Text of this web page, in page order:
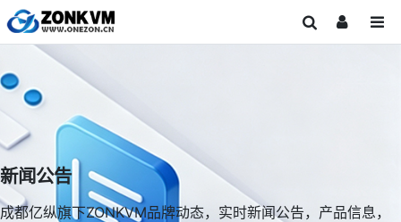
新闻公告
成都亿纵旗下ZONKVM品牌动态，实时新闻公告，产品信息，